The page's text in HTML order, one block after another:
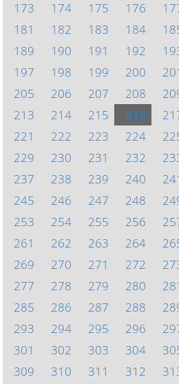
173
174 175 176
181
182 183 184
189
190 191 192
197
198 199 200
205
206 207 208
213
214 215 216
221
222 223 224
229
230 231 232
237
238 239 240
245
246 247 248
253
254 255 256
261
262 263 264
269
270 271 272
277
278 279 280
285
286 287 288
293
294 295 296
301
302 303 304
309
310 311 312